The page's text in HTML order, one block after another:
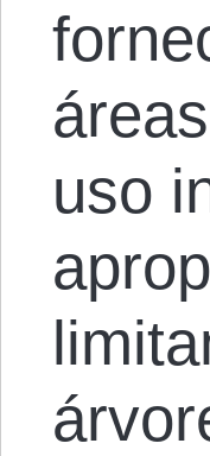
uso